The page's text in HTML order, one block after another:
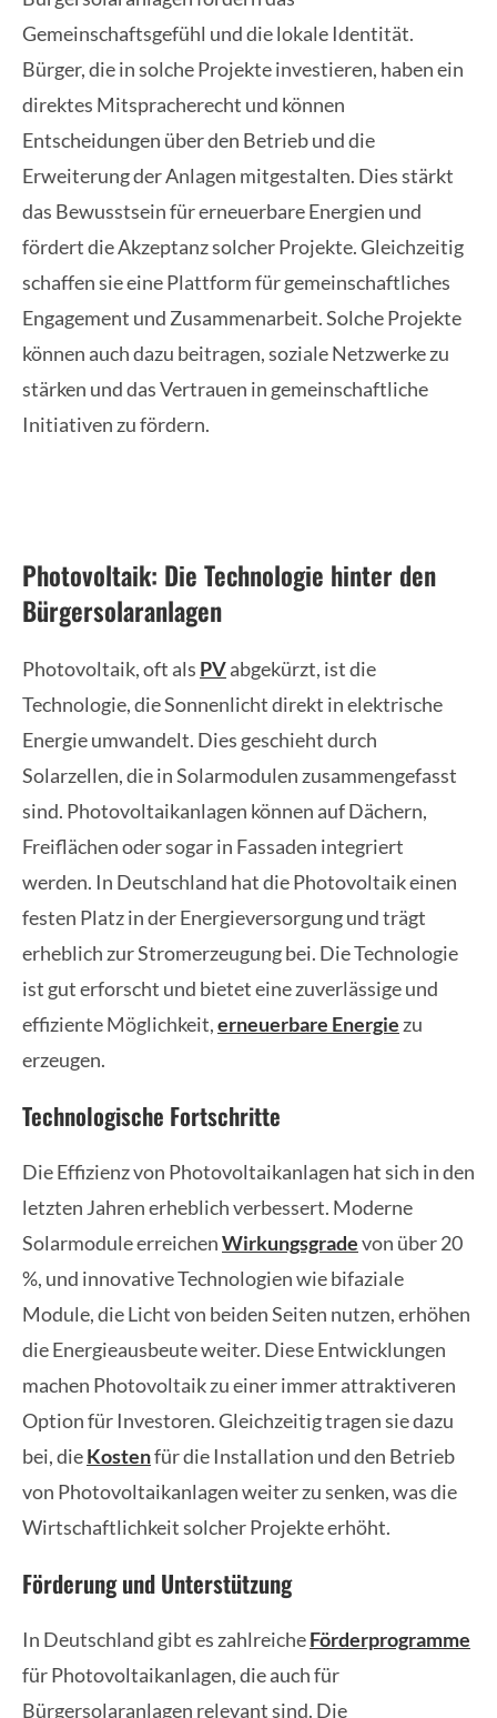
Gemeinschaftsgefühl und die lokale Identität.
Bürger, die in solche Projekte investieren, haben ein
direktes Mitspracherecht und können
Entscheidungen über den Betrieb und die
Erweiterung der Anlagen mitgestalten. Dies stärkt
das Bewusstsein für erneuerbare Energien und
fördert die Akzeptanz solcher Projekte. Gleichzeitig
schaffen sie eine Plattform für gemeinschaftliches
Engagement und Zusammenarbeit. Solche Projekte
können auch dazu beitragen, soziale Netzwerke zu
stärken und das Vertrauen in gemeinschaftliche
Initiativen zu fördern.
Photovoltaik: Die Technologie hinter den
Bürgersolaranlagen
Photovoltaik, oft als PVabgekürzt, ist die
Technologie, die Sonnenlicht direkt in elektrische
Energie umwandelt. Dies geschieht durch
Solarzellen, die in Solarmodulen zusammengefasst
sind. Photovoltaikanlagen können auf Dächern,
Freiflächen oder sogar in Fassaden integriert
werden. In Deutschland hat die Photovoltaik einen
festen Platz in der Energieversorgung und trägt
erheblich zur Stromerzeugung bei. Die Technologie
ist gut erforscht und bietet eine zuverlässige und
effiziente Möglichkeit,erneuerbare Energiezu
erzeugen.
Technologische Fortschritte
Die Effizienz von Photovoltaikanlagen hat sich in den
letzten Jahren erheblich verbessert. Moderne
Solarmodule erreichenWirkungsgradevon über 20
%, und innovative Technologien wie bifaziale
Module, die Licht von beiden Seiten nutzen, erhöhen
die Energieausbeute weiter. Diese Entwicklungen
machen Photovoltaik zu einer immer attraktiveren
Option für Investoren. Gleichzeitig tragen sie dazu
bei, dieKostenfür die Installation und den Betrieb
von Photovoltaikanlagen weiter zu senken, was die
Wirtschaftlichkeit solcher Projekte erhöht.
Förderung und Unterstützung
In Deutschland gibt es zahlreicheFörderprogramme
für Photovoltaikanlagen, die auch für
Bürgersolaranlagen relevant sind. Die